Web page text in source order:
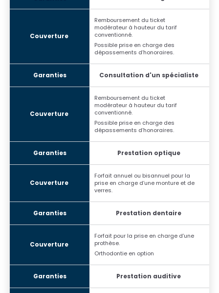
Remboursement du ticket
modérateur à hauteur du tarif
conventionné.
Possible prise en charge des
dépassements d’honoraires.
Consultation d'un spécialiste
Remboursement du ticket
modérateur à hauteur du tarif
conventionné.
Possible prise en charge des
dépassements d’honoraires.
Prestation optique
Forfait annuel ou bisannuel pour la
prise en charge d’une monture et de
verres.
Prestation dentaire
Forfait pour la prise en charge d’une
prothèse.
Orthodontie en option
Prestation auditive